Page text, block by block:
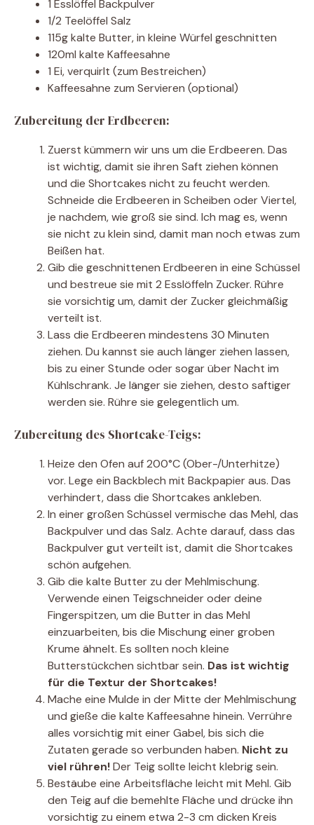
1 Esslöffel Backpulver
1/2 Teelöffel Salz
115g kalte Butter, in kleine Würfel geschnitten
120ml kalte Kaffeesahne
1 Ei, verquirlt (zum Bestreichen)
Kaffeesahne zum Servieren (optional)
Zubereitung der Erdbeeren:
Zuerst kümmern wir uns um die Erdbeeren. Das
ist wichtig, damit sie ihren Saft ziehen können
und die Shortcakes nicht zu feucht werden.
Schneide die Erdbeeren in Scheiben oder Viertel,
je nachdem, wie groß sie sind. Ich mag es, wenn
sie nicht zu klein sind, damit man noch etwas zum
Beißen hat.
Gib die geschnittenen Erdbeeren in eine Schüssel
und bestreue sie mit 2 Esslöffeln Zucker. Rühre
sie vorsichtig um, damit der Zucker gleichmäßig
verteilt ist.
Lass die Erdbeeren mindestens 30 Minuten
ziehen. Du kannst sie auch länger ziehen lassen,
bis zu einer Stunde oder sogar über Nacht im
Kühlschrank. Je länger sie ziehen, desto saftiger
werden sie. Rühre sie gelegentlich um.
Zubereitung des Shortcake-Teigs:
Heize den Ofen auf 200°C (Ober-/Unterhitze)
vor. Lege ein Backblech mit Backpapier aus. Das
verhindert, dass die Shortcakes ankleben.
In einer großen Schüssel vermische das Mehl, das
Backpulver und das Salz. Achte darauf, dass das
Backpulver gut verteilt ist, damit die Shortcakes
schön aufgehen.
Gib die kalte Butter zu der Mehlmischung.
Verwende einen Teigschneider oder deine
Fingerspitzen, um die Butter in das Mehl
einzuarbeiten, bis die Mischung einer groben
Krume ähnelt. Es sollten noch kleine
Butterstückchen sichtbar sein. Das ist wichtig
für die Textur der Shortcakes!
Mache eine Mulde in der Mitte der Mehlmischung
und gieße die kalte Kaffeesahne hinein. Verrühre
alles vorsichtig mit einer Gabel, bis sich die
Zutaten gerade so verbunden haben. Nicht zu
viel rühren!Der Teig sollte leicht klebrig sein.
Bestäube eine Arbeitsfläche leicht mit Mehl. Gib
den Teig auf die bemehlte Fläche und drücke ihn
vorsichtig zu einem etwa 2-3 cm dicken Kreis